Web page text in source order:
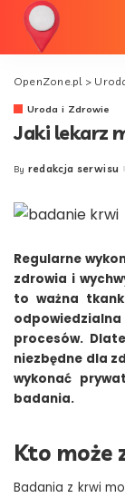
OpenZone.pl>
Uroda i Zdrowie
Jaki lekarz
Posted
By redakcja serwisu
Regularne
zdrowia i
to ważna
procesów.
niezbędne dla
wykonać
badania.
Kto może
Badania z krwi